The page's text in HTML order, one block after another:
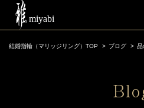
結婚指輪（マリッジリング）TOP ブログ 品